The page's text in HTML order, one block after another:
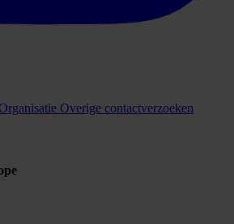
Organisatie Overige contactverzoeken